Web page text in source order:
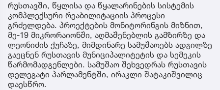
რუსთავში, წყლისა და წყალარინების სისტემის
კომპლექსური რეაბილიტაციის პროცესი
გრძელდება. პროექტების მონიტორინგის მიზნით,
მე-19 მიკრორაიონში, აღმაშენებლის გამზირზე და
ლეონიძის ქუჩაზე, მიმდინარე სამუშაოებს ადგილზე
გაეცნენ რუსთავის მუნიციპალიტეტის და სემეკის
წარმომადგენლები. სამუშაო შეხვედრას რუსთავის
დელეგატი პარლამენტში, ირაკლი შატაკიშვილიც
დაესწრო.